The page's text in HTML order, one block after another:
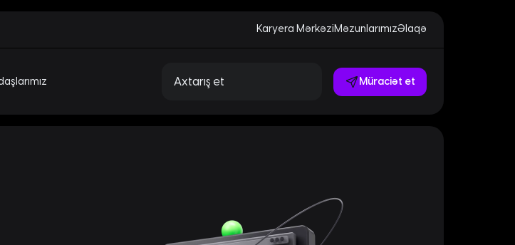
Karyera MərkəziMəzunlarımızƏlaqə
Müraciət et